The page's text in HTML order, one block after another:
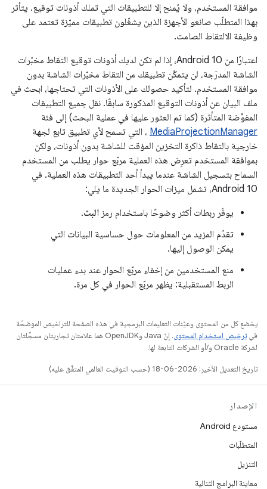
موافقة المستخدم، ولا يُمنح إلا للتطبيقات التي تملك أذونات توقيع. يتأثر
بهذا المتطلّب صانعو الأجهزة الذين يشغّلون تطبيقات مميّزة تعتمد على
وظيفة الالتقاط الصامت.
اعتبارًا من Android 10، إذا لم تكن لديك أذونات توقيع التقاط مخبّرات
الشاشة المدرَجة، لن يتمكّن تطبيقك من التقاط مخبّرات الشاشة بدون
موافقة المستخدم. لتأكيد حصولك على الأذونات التي تحتاجها، ابحث في
ملف البيان عن أذونات التوقيع المذكورة سابقًا. نقل جميع التطبيقات
المفوَّضة المتأثرة (كما تم العثور عليها في عملية البحث) إلى فئة
MediaProjectionManager ، التي تسمح لأي تطبيق تابع لجهة
خارجية بالتقاط ذاكرة التخزين المؤقت للشاشة بدون أذونات، ولكن
بموافقة المستخدم تعرِض هذه العملية مربّع حوار يطلب من المستخدم
السماح بتسجيل الشاشة عندما يبدأ أحد التطبيقات هذه العملية. في
Android 10، تشمل ميزات الحوار الجديدة ما يلي:
يوفّر ربطات أكثر وضوحًا باستخدام رمز البث.
تقدّم المزيد من المعلومات حول حساسية البيانات التي
يمكن الوصول إليها.
منع المستخدمين من إخفاء مربّع الحوار عند بدء عمليات
الربط المستقبلية: يظهر مربّع الحوار في كل مرة.
يخضع كل من المحتوى وعيّنات التعليمات البرمجية في هذه الصفحة للتراخيص الموضحّة
فيترخيص استخدام المحتوى
. إنّ Java وOpenJDK هما علامتان تجاريتان مسجَّلتان
لشركة Oracle و/أو الشركات التابعة لها.
تاريخ التعديل الأخير: 2026-06-18 (حسب التوقيت العالمي المتفَّق عليه)
الإصدار
مستودع Android
المتطلّبات
التنزيل
معاينة البرامج الثنائية